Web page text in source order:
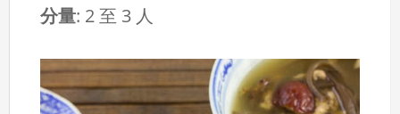
分量: 2 至 3 人